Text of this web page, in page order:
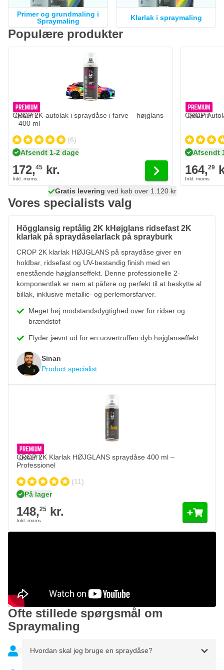
Primer og grundmaling i
Spraymaling
Klarlak i spraymaling
Populære produkter
CROP 2K-autolak i spraydåse i farve – højglans
– 400 ml
(6)
Afsendt 1-2 dage
172,45 kr.
CROP
Afsendt
164,29
vi sender i morgen
Gratis levering ved køb over 1.120 kr
100 dage
Vores specialists valg
Högglansig reptålig 2K kHøjglans ridsefast 2K
klarlak på spraydåselarlack på sprayburk
CROP 2K klarlak HØJGLANS på spraydåse giver en
holdbar, ridsefast og UV-bestandig finish med en
enestående højglanseffekt. Denne professionelle 2-
komponentlak er nem at påføre og perfekt til at beskytte al
billak, inklusive metallic- og perlemorsfarver.
Meget høj modstandsdygtighed over for ridser og
brændstof
Flyder jævnt ud for en uovertruffen dyb højglanseffekt
Sinan
Product specialist
CROP 2K Klarlak HØJGLANS spraydåse 400 ml –
Professionel
(11)
På lager
148,25 kr.
Ofte stillede spørgsmål om
Spraymaling
Hvordan skal jeg bruge en spraydåse?